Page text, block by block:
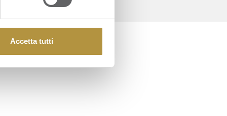
Accetta tutti